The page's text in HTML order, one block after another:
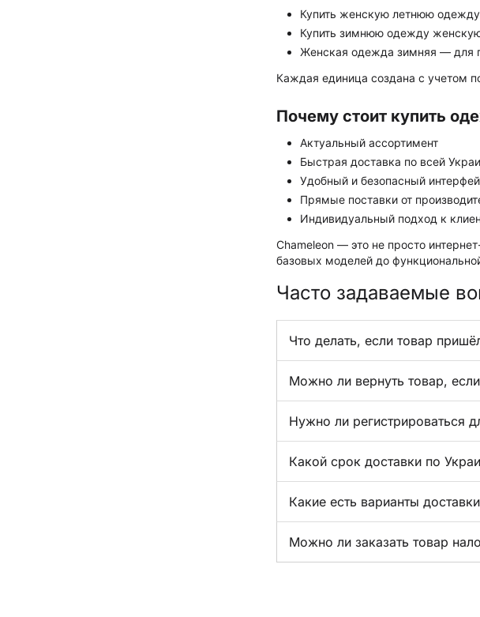
Купить женскую летнюю
Купить зимнюю одежду
Женская одежда зимняя — для
Каждая единица создана с учетом
Почему стоит купить
Актуальный ассортимент
Быстрая доставка по всей
Удобный и безопасный
Прямые поставки от
Индивидуальный подход к
Chameleon — это не просто
базовых моделей до
Часто задаваемые
Что делать, если товар
Можно ли вернуть товар,
Нужно ли регистрироваться
Какой срок доставки по
Какие есть варианты
Можно ли заказать товар